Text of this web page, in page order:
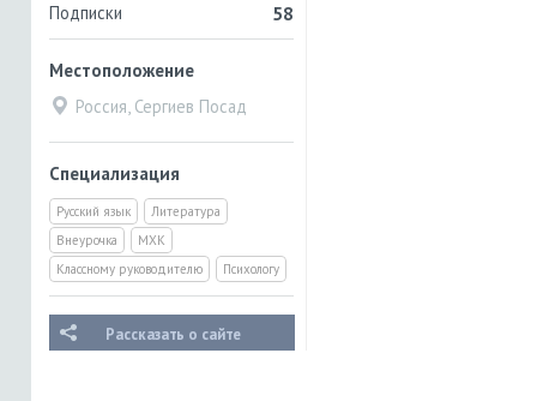
Подписки 58
Местоположение
Россия, Сергиев Посад
Специализация
Русский язык
Литература
Внеурочка
МХК
Классному руководителю
Психологу
Рассказать о сайте